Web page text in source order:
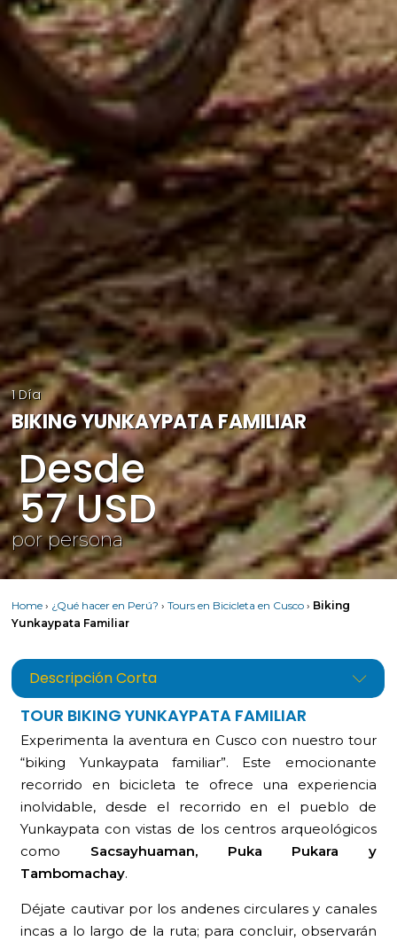
1 Día
BIKING YUNKAYPATA FAMILIAR
Desde
57USD
por persona
Home › ¿Qué hacer en Perú? ›Tours en Bicicleta en Cusco › Biking
Yunkaypata Familiar
Descripción Corta
TOUR BIKING YUNKAYPATA FAMILIAR
Experimenta la aventura en Cusco con nuestro tour
“biking Yunkaypata familiar”. Este emocionante
recorrido en bicicleta te ofrece una experiencia
inolvidable, desde el recorrido en el pueblo de
Yunkaypata con vistas de los centros arqueológicos
como Sacsayhuaman, Puka Pukara y
Tambomachay.
Déjate cautivar por los andenes circulares y canales
incas a lo largo de la ruta; para concluir, observarán